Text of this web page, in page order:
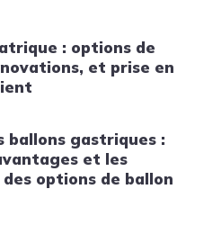
: options de
et prise en
ballons gastriques :
et les
options de ballon